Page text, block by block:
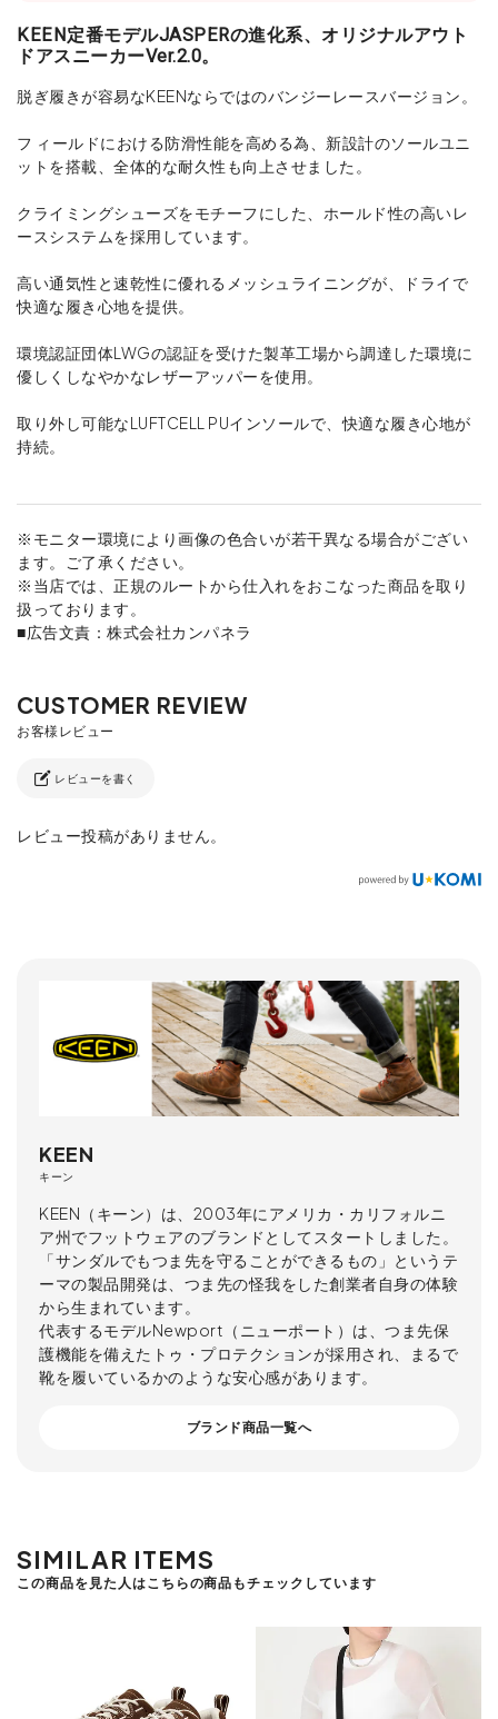
KEEN定番モデルJASPERの進化系、オリジナルアウト
ドアスニーカーVer.2.0。
脱ぎ履きが容易なKEENならではのバンジーレースバージョン。
フ ィールドにおける防滑性能を高める為、新設計のソールユニ
ットを搭載、全体的な耐久性も向上させました。
クライミングシューズをモチーフにした、ホールド性の高いレ
ースシステムを採用しています。
高い通気性と速乾性に優れるメッシュライニングが、ドライで
快適な履き心地を提供。
環境認証団体LWGの認証を受けた製革工場から調達した環境に
優しくしなやかなレザーアッパーを使用。
取り外し可能なLUFTCELL PUインソールで、快適な履き心地が
持続。
※モニター環境により画像の色合いが若干異なる場合がござい
ます。ご了承ください。
※当店では、正規のルートから仕入れをおこなった商品を取り
扱っております。
■広告文責：株式会社カンパネラ
レビューを書く
レビュー投稿がありません。
KEEN
キーン
KEEN（キーン）は、2003年にアメリカ・カリフォルニ
ア州でフットウェアのブランドとしてスタートしました。
「サンダルでもつま先を守ることができるもの」というテ
ーマの製品開発は、つま先の怪我をした創業者自身の体験
から生まれています。
代表するモデルNewport（ニューポート）は、つま先保
護機能を備えたトゥ・プロテクションが採用され、まるで
靴を履いているかのような安心感があります。
ブランド商品一覧へ
SIMILAR ITEMS
この商品を見た人はこちらの商品もチェックしています